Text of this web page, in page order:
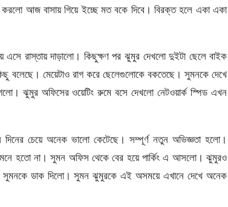
আজ বাসায় গিয়ে ইচ্ছে মত বকে দিবে। বিরক্ত হলে একা একা
এসে রাস্তায় দাড়ালো। কিছুক্ষণ পর ঝুমুর দেখলো দুইটা ছেলে বাইক
বলেছে। মেয়েটাও রাগ করে ছেলেগুলোকে বকতেছে। সুমনকে দেখে
ঝুমুর অফিসের ওয়েটিং রুমে বসে দেখলো নেটওয়ার্ক স্পিড এখন
চেয়ে অনেক ভালো কেটেছে। সম্পূর্ণ নতুন অভিজ্ঞতা হলো।
মনে হতো না। সুমন অফিস থেকে বের হয়ে পার্কিং এ আসলো। ঝুমুরও
সুমনকে ডাক দিলো। সুমন ঝুমুরকে এই অসময়ে এখানে দেখে অনেক